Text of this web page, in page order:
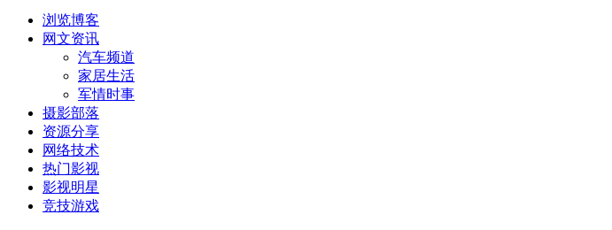
浏览博客
网文资讯
汽车频道
家居生活
军情时事
摄影部落
资源分享
网络技术
热门影视
影视明星
竞技游戏